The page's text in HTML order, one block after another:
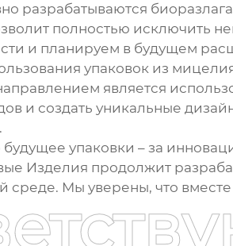
разрабатываются
полностью исключить
и планируем в будущем
упаковок из
является
и создать уникальные
упаковки – за
Изделия продолжит
среде. Мы уверены, что